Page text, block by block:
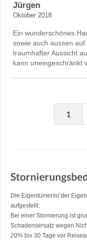
Jürgen
Oktober 2018
Ein wunderschönes
sowie auch aussen
traumhafter Aussicht
kann uneingeschränkt
1
Die Eigentümerin/ der
aufgestellt:
Bei einer Stornierung ist
Schadensersatz wegen
20% bis 30 Tage vor